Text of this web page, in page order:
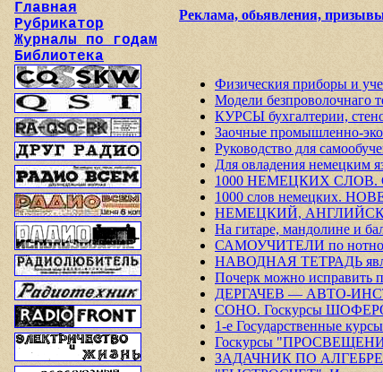
Главная
Рубрикатор
Журналы по годам
Библиотека
Реклама, обьявления,
Физическия приборы и
Модели
КУРСЫ бухгалтерии,
Заочные промышленно-
Руководство для
Для овладения
1000 НЕМЕЦКИХ СЛОВ.
1000 слов немецких.
НЕМЕЦКИЙ,
На гитаре, мандолине и
САМОУЧИТЕЛИ по нотно-
НАВОДНАЯ ТЕТРАДЬ
Почерк можно исправить
ДЕРГАЧЕВ — АВТО-
СОНО. Госкурсы
1-е Государственные
Госкурсы
ЗАДАЧНИК ПО АЛГЕБРЕ